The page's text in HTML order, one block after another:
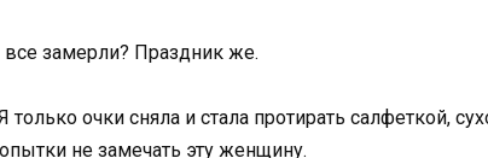
замерли? Праздник же.
только очки сняла и стала протирать салфеткой,
не замечать эту женщину.